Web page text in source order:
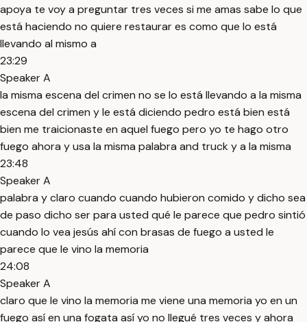
apoya te voy a preguntar tres veces si me amas sabe lo que
está haciendo no quiere restaurar es como que lo está
llevando al mismo a
23:29
Speaker A
la misma escena del crimen no se lo está llevando a la misma
escena del crimen y le está diciendo pedro está bien está
bien me traicionaste en aquel fuego pero yo te hago otro
fuego ahora y usa la misma palabra and truck y a la misma
23:48
Speaker A
palabra y claro cuando cuando hubieron comido y dicho sea
de paso dicho ser para usted qué le parece que pedro sintió
cuando lo vea jesús ahí con brasas de fuego a usted le
parece que le vino la memoria
24:08
Speaker A
claro que le vino la memoria me viene una memoria yo en un
fuego así en una fogata así yo no llegué tres veces y ahora